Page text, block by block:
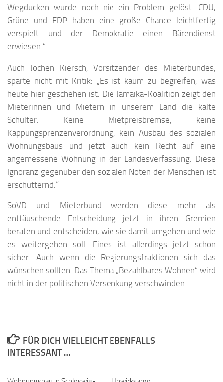
Wegducken wurde noch nie ein Problem gelöst. CDU,
Grüne und FDP haben eine große Chance leichtfertig
verspielt und der Demokratie einen Bärendienst
erwiesen.“
Auch Jochen Kiersch, Vorsitzender des Mieterbundes,
sparte nicht mit Kritik: „Es ist kaum zu begreifen, was
heute hier geschehen ist. Die Jamaika-Koalition zeigt den
Mieterinnen und Mietern in unserem Land die kalte
Schulter. Keine Mietpreisbremse, keine
Kappungsprenzenverordnung, kein Ausbau des sozialen
Wohnungsbaus und jetzt auch kein Recht auf eine
angemessene Wohnung in der Landesverfassung. Diese
Ignoranz gegenüber den sozialen Nöten der Menschen ist
erschütternd.“
SoVD und Mieterbund werden diese mehr als
enttäuschende Entscheidung jetzt in ihren Gremien
beraten und entscheiden, wie sie damit umgehen und wie
es weitergehen soll. Eines ist allerdings jetzt schon
sicher: Auch wenn die Regierungsfraktionen sich das
wünschen sollten: Das Thema „Bezahlbares Wohnen“ wird
nicht in der politischen Versenkung verschwinden.
FÜR DICH VIELLEICHT EBENFALLS
INTERESSANT …